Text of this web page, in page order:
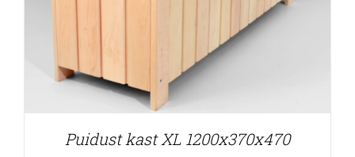
Puidust kast XL 1200x370x470